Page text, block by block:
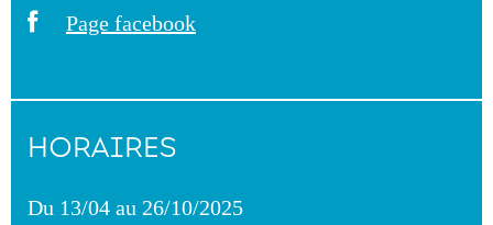
Page facebook
HORAIRES
Du 13/04 au 26/10/2025